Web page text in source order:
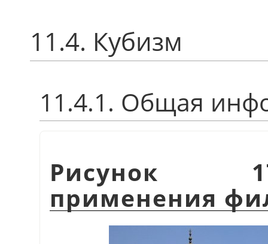
11.4. Кубизм
11.4.1. Общая
Рисунок
применения